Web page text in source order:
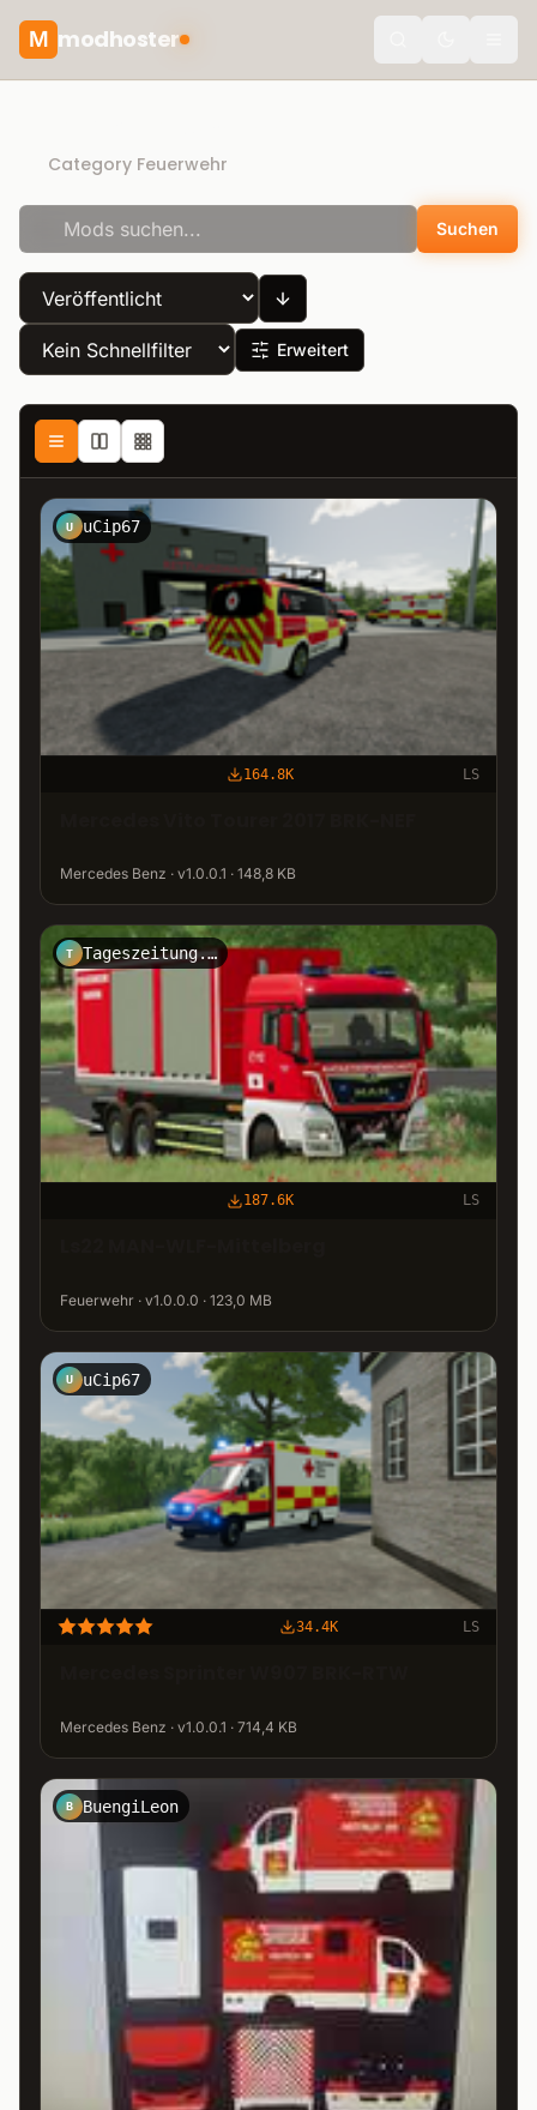
M modhoster
Category Feuerwehr
Suchen
Erweitert
U uCip67
164.8K LS
Mercedes Benz · v1.0.0.1 · 148,8 KB
T Tageszeitung.Mittelberg
187.6K LS
Feuerwehr · v1.0.0.0 · 123,0 MB
U uCip67
34.4K LS
Mercedes Benz · v1.0.0.1 · 714,4 KB
B BuengiLeon